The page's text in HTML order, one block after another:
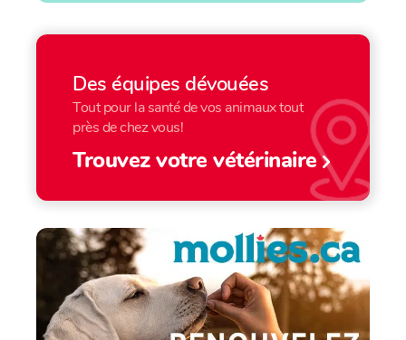
Des équipes dévouées
Tout pour la santé de vos animaux tout
près de chez vous!
Trouvez votre vétérinaire